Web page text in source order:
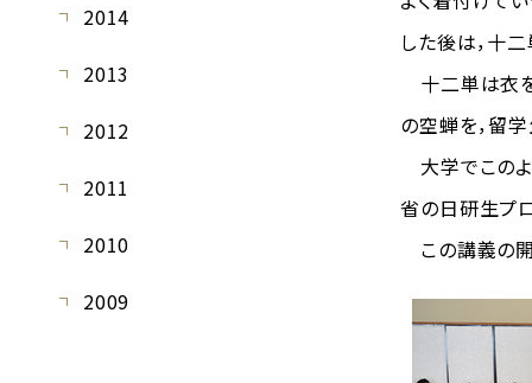
した後は，十
十二単は衣
の空蝉を，留
大学でこの
省の日研生プ
この講義の
2014
2013
2012
2011
2010
2009